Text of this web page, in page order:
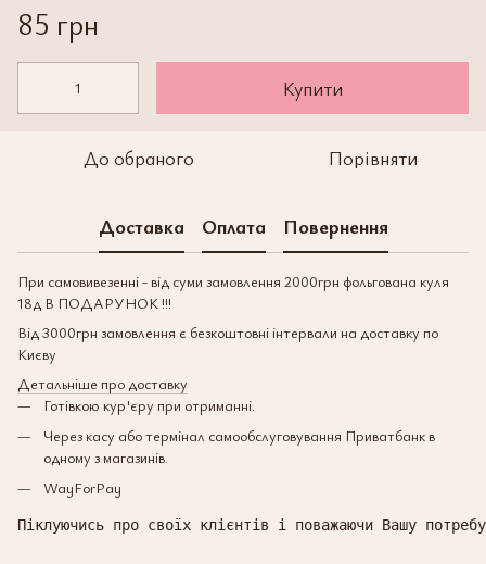
85 грн
Купити
До обраного Порівняти
Доставка Оплата Повернення
При самовивезенні - від суми замовлення 2000грн фольгована куля
18д В ПОДАРУНОК !!!
Від 3000грн замовлення є безкоштовні інтервали на доставку по
Києву
Детальніше про доставку
Готівкою кур'єру при отриманні.
Через касу або термінал самообслуговування Приватбанк в
одному з магазинів.
WayForPay
Піклуючись про своїх клієнтів і поважаючи Вашу